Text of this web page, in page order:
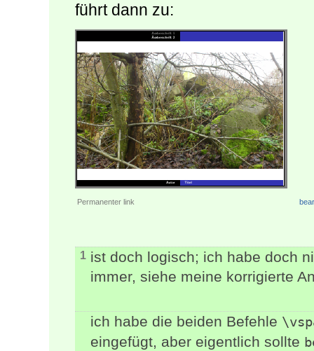
führt dann zu:
Permanenter link
1 ist doch logisch; ich habe doch
immer, siehe meine korrigierte
ich habe die beiden Befehle
eingefügt, aber eigentlich sollte